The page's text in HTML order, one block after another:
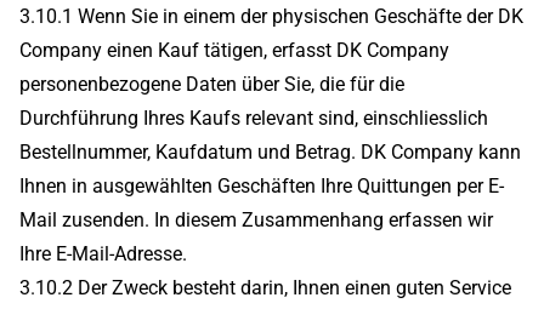
3.10.1 Wenn Sie in einem der physischen Geschäfte der DK
Company einen Kauf tätigen, erfasst DK Company
personenbezogene Daten über Sie, die für die
Durchführung Ihres Kaufs relevant sind, einschliesslich
Bestellnummer, Kaufdatum und Betrag. DK Company kann
Ihnen in ausgewählten Geschäften Ihre Quittungen per E-
Mail zusenden. In diesem Zusammenhang erfassen wir
Ihre E-Mail-Adresse.
3.10.2 Der Zweck besteht darin, Ihnen einen guten Service